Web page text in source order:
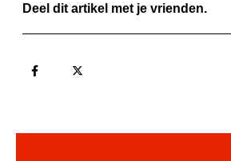
Deel dit artikel met je vrienden.